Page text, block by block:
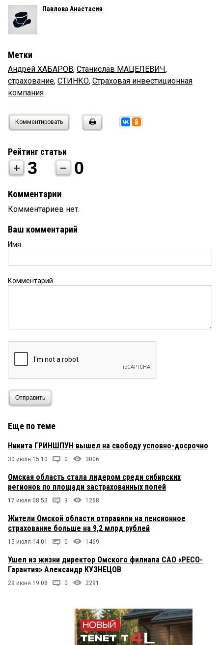
Павлова Анастасия
Метки
Андрей ХАБАРОВ, Станислав МАЦЕЛЕВИЧ,
страхование, СТИНКО, Страховая инвестиционная
компания
Комментировать
Рейтинг статьи
3 0
Комментарии
Комментариев нет.
Ваш комментарий
Имя
Комментарий
Отправить
Еще по теме
Никита ГРИНШПУН вышел на свободу условно-досрочно
30 июля 15:10 0 3006
Омская область стала лидером среди сибирских
регионов по площади застрахованных полей
17 июля 08:53 3 1268
Жители Омской области отправили на пенсионное
страхование больше на 9,2 млрд рублей
15 июля 14:01 0 1469
Ушел из жизни директор Омского филиала САО «РЕСО-
Гарантия» Александр КУЗНЕЦОВ
29 июня 19:08 0 2291